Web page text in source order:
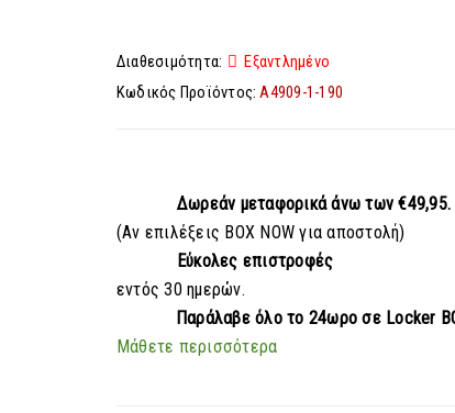
Διαθεσιμότητα:
Εξαντλημένο
Κωδικός Προϊόντος: A4909-1-190
Δωρεάν μεταφορικάάνω των €49,95.
(Αν επιλέξεις BOX NOW για αποστολή)
Εύκολες επιστροφές
εντός 30 ημερών.
Παράλαβεόλο το 24ωρο σε Locker
Μάθετε περισσότερα